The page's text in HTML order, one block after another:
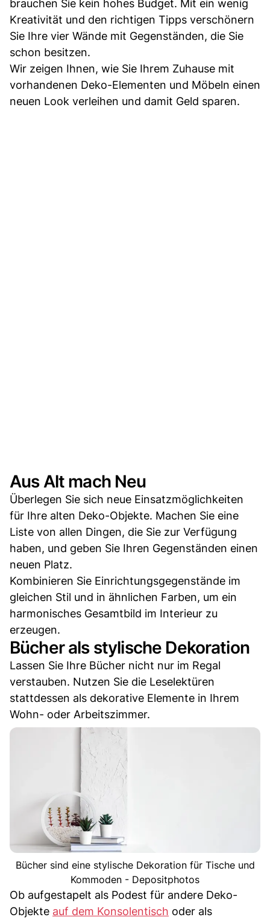
brauchen Sie kein hohes Budget. Mit ein wenig
Kreativität und den richtigen Tipps verschönern
Sie Ihre vier Wände mit Gegenständen, die Sie
schon besitzen.
Wir zeigen Ihnen, wie Sie Ihrem Zuhause mit
vorhandenen Deko-Elementen und Möbeln einen
neuen Look verleihen und damit Geld sparen.
Aus Alt mach Neu
Überlegen Sie sich neue Einsatzmöglichkeiten
für Ihre alten Deko-Objekte. Machen Sie eine
Liste von allen Dingen, die Sie zur Verfügung
haben, und geben Sie Ihren Gegenständen einen
neuen Platz.
Kombinieren Sie Einrichtungsgegenstände im
gleichen Stil und in ähnlichen Farben, um ein
harmonisches Gesamtbild im Interieur zu
erzeugen.
Bücher als stylische Dekoration
Lassen Sie Ihre Bücher nicht nur im Regal
verstauben. Nutzen Sie die Leselektüren
stattdessen als dekorative Elemente in Ihrem
Wohn- oder Arbeitszimmer.
Bücher sind eine stylische Dekoration für Tische und
Kommoden - Depositphotos
Ob aufgestapelt als Podest für andere Deko-
Objekte auf dem Konsolentisch oder als